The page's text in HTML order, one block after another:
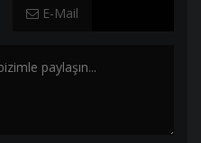
E-Mail